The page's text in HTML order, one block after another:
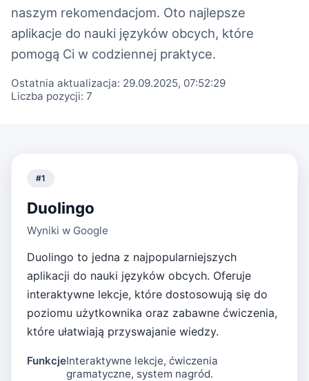
naszym rekomendacjom. Oto najlepsze
aplikacje do nauki języków obcych, które
pomogą Ci w codziennej praktyce.
Ostatnia aktualizacja: 29.09.2025, 07:52:29
Liczba pozycji: 7
#1
Duolingo
Wyniki w Google
Duolingo to jedna z najpopularniejszych
aplikacji do nauki języków obcych. Oferuje
interaktywne lekcje, które dostosowują się do
poziomu użytkownika oraz zabawne ćwiczenia,
które ułatwiają przyswajanie wiedzy.
FunkcjeInteraktywne lekcje, ćwiczenia
gramatyczne, system nagród.